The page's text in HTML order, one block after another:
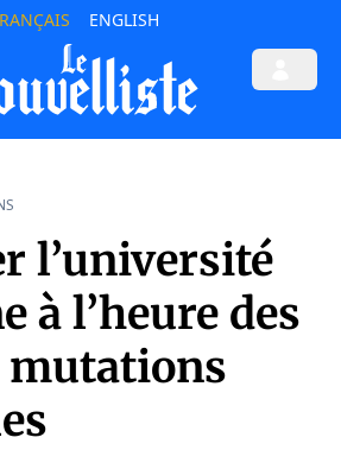
ENGLISH
l’université
à l’heure des
mutations